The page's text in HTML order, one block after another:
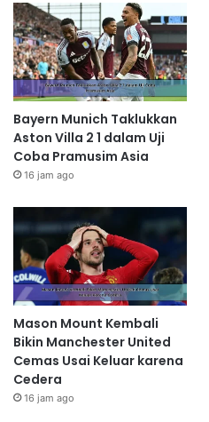
Bayern Munich Taklukkan
Aston Villa 2 1 dalam Uji
Coba Pramusim Asia
16 jam ago
Mason Mount Kembali
Bikin Manchester United
Cemas Usai Keluar karena
Cedera
16 jam ago